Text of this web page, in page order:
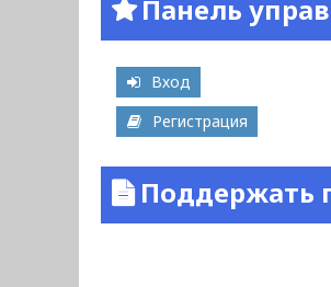
Панель
Вход
Регистрация
Поддержать